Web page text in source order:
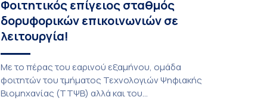
Φοιτητικός επίγειος σταθμός
δορυφορικών επικοινωνιών σε
λειτουργία!
Με το πέρας του εαρινού εξαμήνου, ομάδα
φοιτητών του τμήματος Τεχνολογιών Ψηφιακής
Βιομηχανίας (ΤΤΨΒ) αλλά και του